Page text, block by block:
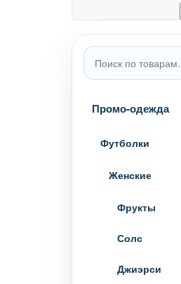
Искать:
Промо-одежда
Футболки
Женские
Фрукты
Солс
Джиэрси